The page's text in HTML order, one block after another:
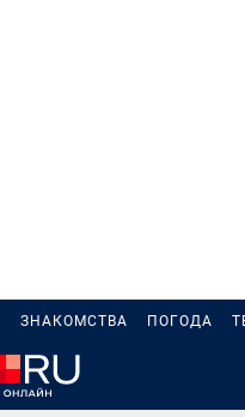
ЗНАКОМСТВА ПОГОДА